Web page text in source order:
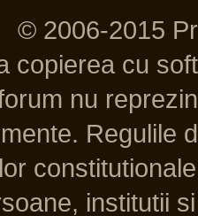
© 2006-2015
copierea cu
nu
Regulile
institutii